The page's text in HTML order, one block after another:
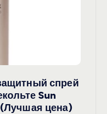
спрей
Sun
цена)